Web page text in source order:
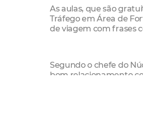
As aulas, que são
Tráfego em Área de
de viagem com frases
Segundo o chefe do
bom relacionamento